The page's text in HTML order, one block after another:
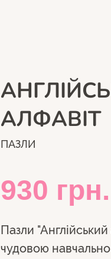
АЛФАВІТ
ПАЗЛИ
930 грн.
Пазли "Англійський
чудовою